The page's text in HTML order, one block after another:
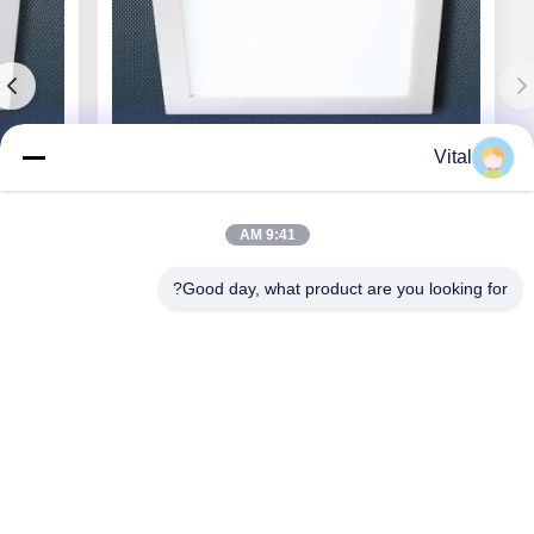
بهترین قیمت رو بدست بیار
Vital
9:41 AM
Good day, what product are you looking for?